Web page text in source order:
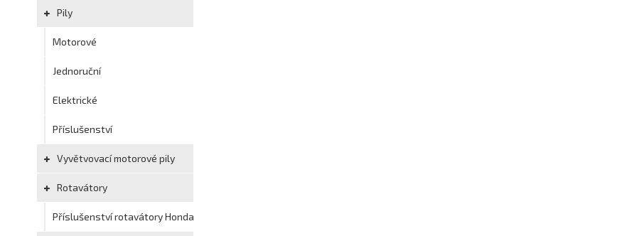
Pily
Motorové
Jednoruční
Elektrické
Příslušenství
Vyvětvovací motorové pily
Rotavátory
Příslušenství rotavátory Honda